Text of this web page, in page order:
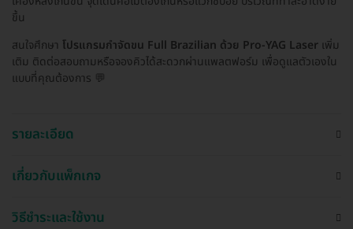
ขึ้น
สนใจศึกษา โปรแกรมกำจัดขน Full Brazilian ด้วย Pro-YAG Laser เพิ่ม
เติม ติดต่อสอบถามหรือจองคิวได้สะดวกผ่านแพลตฟอร์ม เพื่อดูแลตัวเองใน
แบบที่คุณต้องการ 💬
รายละเอียด
เกี่ยวกับแพ็กเกจ
วิธีชำระและใช้งาน